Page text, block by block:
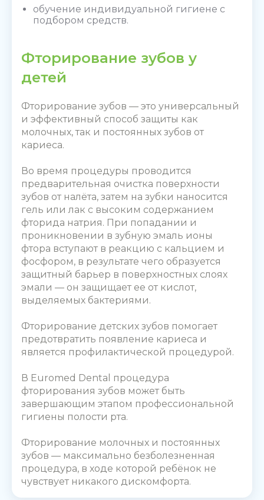
обучение индивидуальной гигиене с
подбором средств.
Фторирование зубов у
детей
Фторирование зубов — это универсальный
и эффективный способ защиты как
молочных, так и постоянных зубов от
кариеса.
Во время процедуры проводится
предварительная очистка поверхности
зубов от налёта, затем на зубки наносится
гель или лак с высоким содержанием
фторида натрия. При попадании и
проникновении в зубную эмаль ионы
фтора вступают в реакцию с кальцием и
фосфором, в результате чего образуется
защитный барьер в поверхностных слоях
эмали — он защищает ее от кислот,
выделяемых бактериями.
Фторирование детских зубов помогает
предотвратить появление кариеса и
является профилактической процедурой.
В Euromed Dental процедура
фторирования зубов может быть
завершающим этапом профессиональной
гигиены полости рта.
Фторирование молочных и постоянных
зубов — максимально безболезненная
процедура, в ходе которой ребёнок не
чувствует никакого дискомфорта.